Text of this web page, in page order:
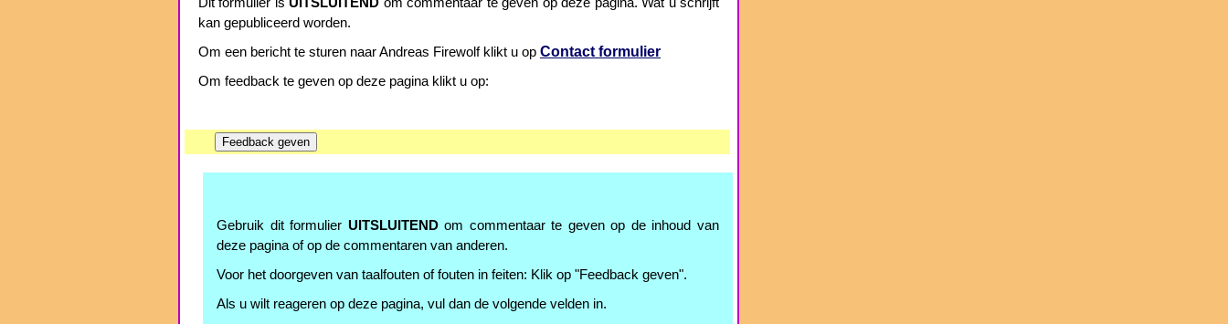
kan gepubliceerd worden.
Om een bericht te sturen naar Andreas Firewolf klikt u op Contact formulier
Om feedback te geven op deze pagina klikt u op:
Gebruik dit formulier UITSLUITENDom commentaar te geven op de inhoud van
deze pagina of op de commentaren van anderen.
Voor het doorgeven van taalfouten of fouten in feiten: Klik op "Feedback geven".
Als u wilt reageren op deze pagina, vul dan de volgende velden in.